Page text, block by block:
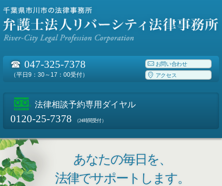
☎ 047-325-7378
（平日9：30～17：00受付）
お問い合わせ
アクセス
法律相談予約専用ダイヤル
0120-25-7378 （24時間受付）
あなたの毎日を、
法律でサポートします。